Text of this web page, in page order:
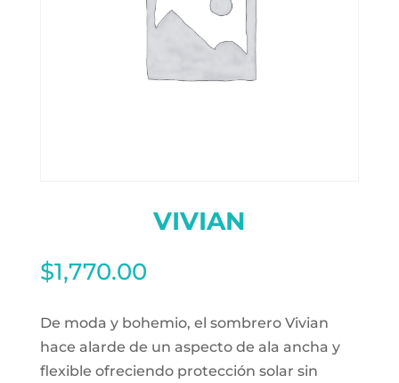
VIVIAN
$1,770.00
De moda y bohemio, el sombrero Vivian
hace alarde de un aspecto de ala ancha y
flexible ofreciendo protección solar sin